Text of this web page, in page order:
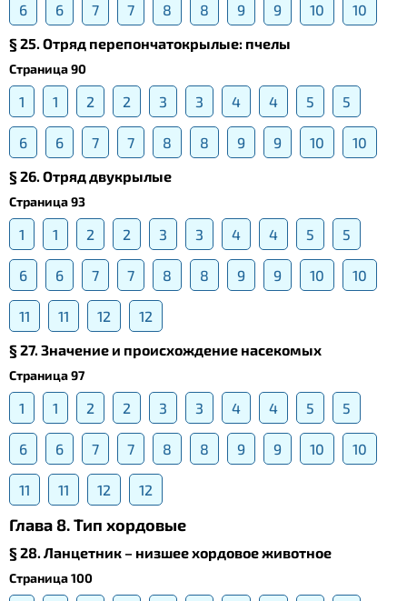
6 6 7 7 8 8 9 9 10
10
§ 25. Отряд перепончатокрылые: пчелы
Страница 90
1 1 2 2 3 3 4 4 5 5
6 6 7 7 8 8 9 9 10
10
§ 26. Отряд двукрылые
Страница 93
1 1 2 2 3 3 4 4 5 5
6 6 7 7 8 8 9 9 10 10
11 11 12
12
§ 27. Значение и происхождение насекомых
Страница 97
1 1 2 2 3 3 4 4 5 5
6 6 7 7 8 8 9 9 10 10
11 11 12 12
Глава 8. Тип хордовые
§ 28. Ланцетник – низшее хордовое животное
Страница 100